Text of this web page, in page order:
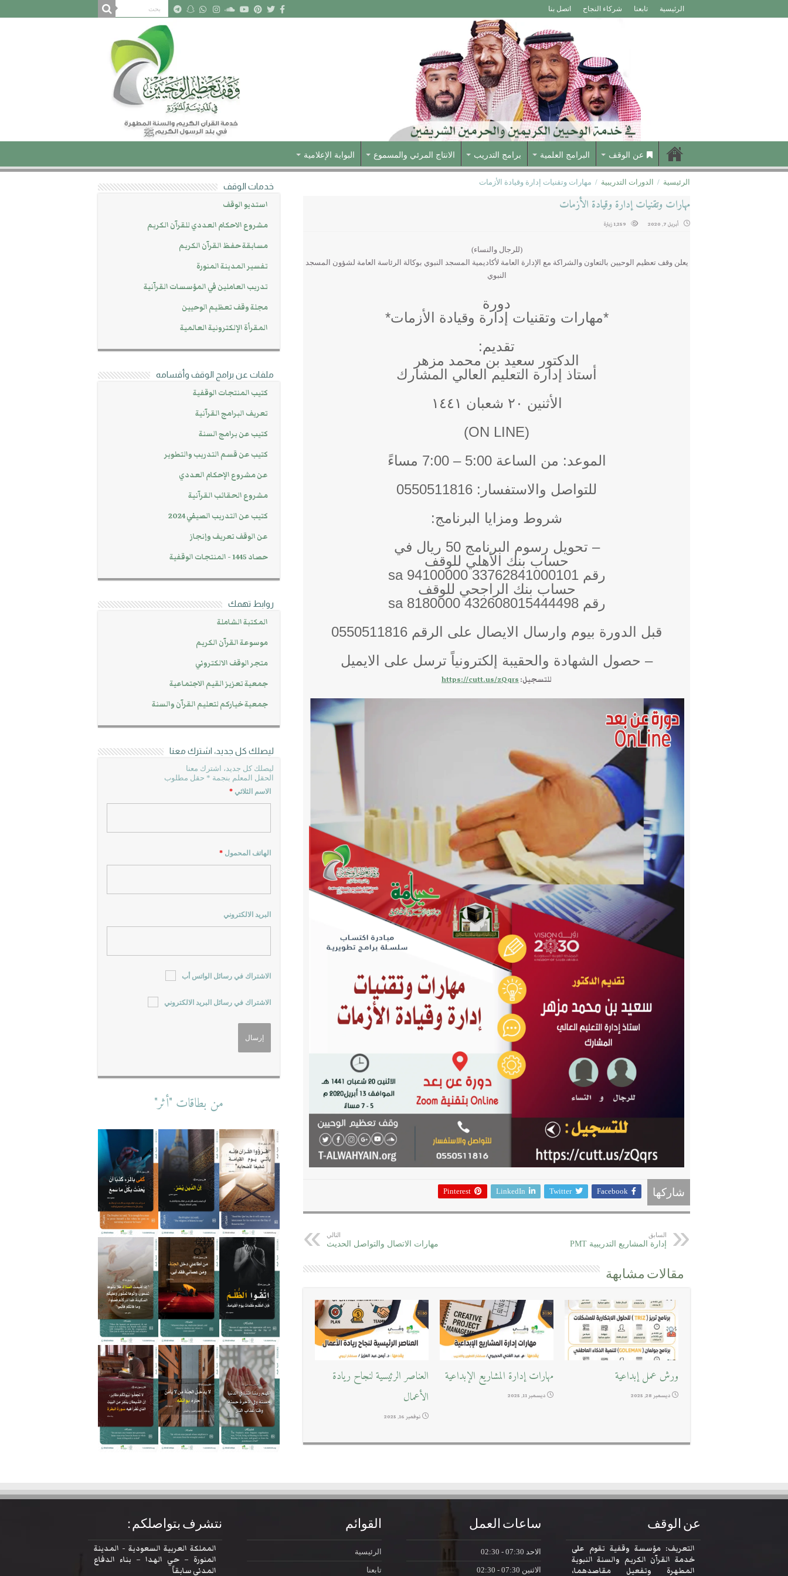
الرئيسية تابعنا شركاء النجاح اتصل بنا
عن الوقف البرامج العلمية برامج التدريب الانتاج المرئي والمسموع البوابة الإعلامية
الرئيسية / الدورات التدريبية / مهارات وتقنيات إدارة وقيادة الأزمات
مهارات وتقنيات إدارة وقيادة الأزمات
أبريل 7, 2020 1,259 زيارة
(للرجال والنساء)
يعلن وقف تعظيم الوحيين بالتعاون والشراكة مع الإدارة العامة لأكاديمية المسجد النبوي بوكالة الرئاسة العامة لشؤون المسجد
النبوي
دورة
*مهارات وتقنيات إدارة وقيادة الأزمات*
تقديم:
الدكتور سعيد بن محمد مزهر
أستاذ إدارة التعليم العالي المشارك
الأثنين ٢٠ شعبان ١٤٤١
(ON LINE)
الموعد: من الساعة 5:00 – 7:00 مساءً
للتواصل والاستفسار: 0550511816
شروط ومزايا البرنامج:
– تحويل رسوم البرنامج 50 ريال في
حساب بنك الأهلي للوقف
رقم sa 94100000 33762841000101
حساب بنك الراجحي للوقف
رقم 432608015444498 8180000 sa
قبل الدورة بيوم وارسال الايصال على الرقم 0550511816
– حصول الشهادة والحقيبة إلكترونياً ترسل على الايميل
للتسجيل:https://cutt.us/zQqrs
شاركها Facebook
Twitter
LinkedIn
Pinterest
السابق
إدارة المشاريع التدريبية PMT
التالي
مهارات الاتصال والتواصل الحديث
مقالات مشابهة
ورش عمل إبداعية
ديسمبر 28, 2025
مهارات إدارة المشاريع الإبداعية
ديسمبر 11, 2025
العناصر الرئيسية لنجاح ريادة
الأعمال
نوفمبر 16, 2025
خدمات الوقف
استديو الوقف
مشروع الاحكام العددي للقرآن الكريم
مسابقة حفظ القرآن الكريم
تفسير المدينة المنورة
تدريب العاملين في المؤسسات القرآنية
مجلة وقف تعظيم الوحيين
المقرأة الإلكترونية العالمية
ملفات عن برامج الوقف وأقسامه
كتيب المنتجات الوقفية
تعريف البرامج القرآنية
كتيب عن برامج السنة
كتيب عن قسم التدريب والتطوير
عن مشروع الإحكام العددي
مشروع الحقائب القرآنية
كتيب عن التدريب الصيفي 2024
عن الوقف تعريف وإنجاز
حصاد 1445 - المنتجات الوقفية
روابط تهمك
المكتبة الشاملة
موسوعة القرآن الكريم
متجر الوقف الالكتروني
جمعية تعزيز القيم الاجتماعية
جمعية خياركم لتعليم القرآن والسنة
ليصلك كل جديد، اشترك معنا
ليصلك كل جديد، اشترك معنا
الحقل المعلم بنجمة * حقل مطلوب
الاسم الثلاثي *
الهاتف المحمول *
البريد الالكتروني
الاشتراك في رسائل الواتس أب
الاشتراك في رسائل البريد الالكتروني
من بطاقات "أثر"
عن الوقف
التعريف: مؤسسة وقفية تقوم على
خدمة القرآن الكريم والسنة النبوية
المطهرة وتفعيل مقاصدهما،
ساعات العمل
الاحد
الاثنين
القوائم
الرئيسية
تابعنا
نتشرف بتواصلكم :
المملكة العربية السعودية - المدينة
المنورة – حي الهدا – بناء الدفاع
المدني سابقاً